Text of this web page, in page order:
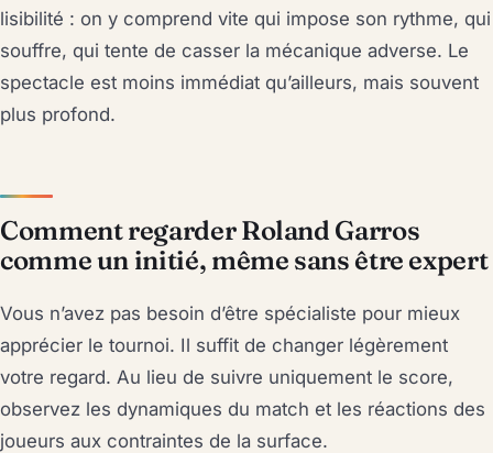
lisibilité : on y comprend vite qui impose son rythme, qui
souffre, qui tente de casser la mécanique adverse. Le
spectacle est moins immédiat qu’ailleurs, mais souvent
plus profond.
Comment regarder Roland Garros
comme un initié, même sans être expert
Vous n’avez pas besoin d’être spécialiste pour mieux
apprécier le tournoi. Il suffit de changer légèrement
votre regard. Au lieu de suivre uniquement le score,
observez les dynamiques du match et les réactions des
joueurs aux contraintes de la surface.